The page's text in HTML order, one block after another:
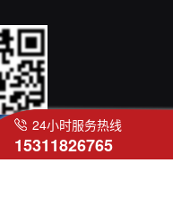
24小时服务热线
15311826765